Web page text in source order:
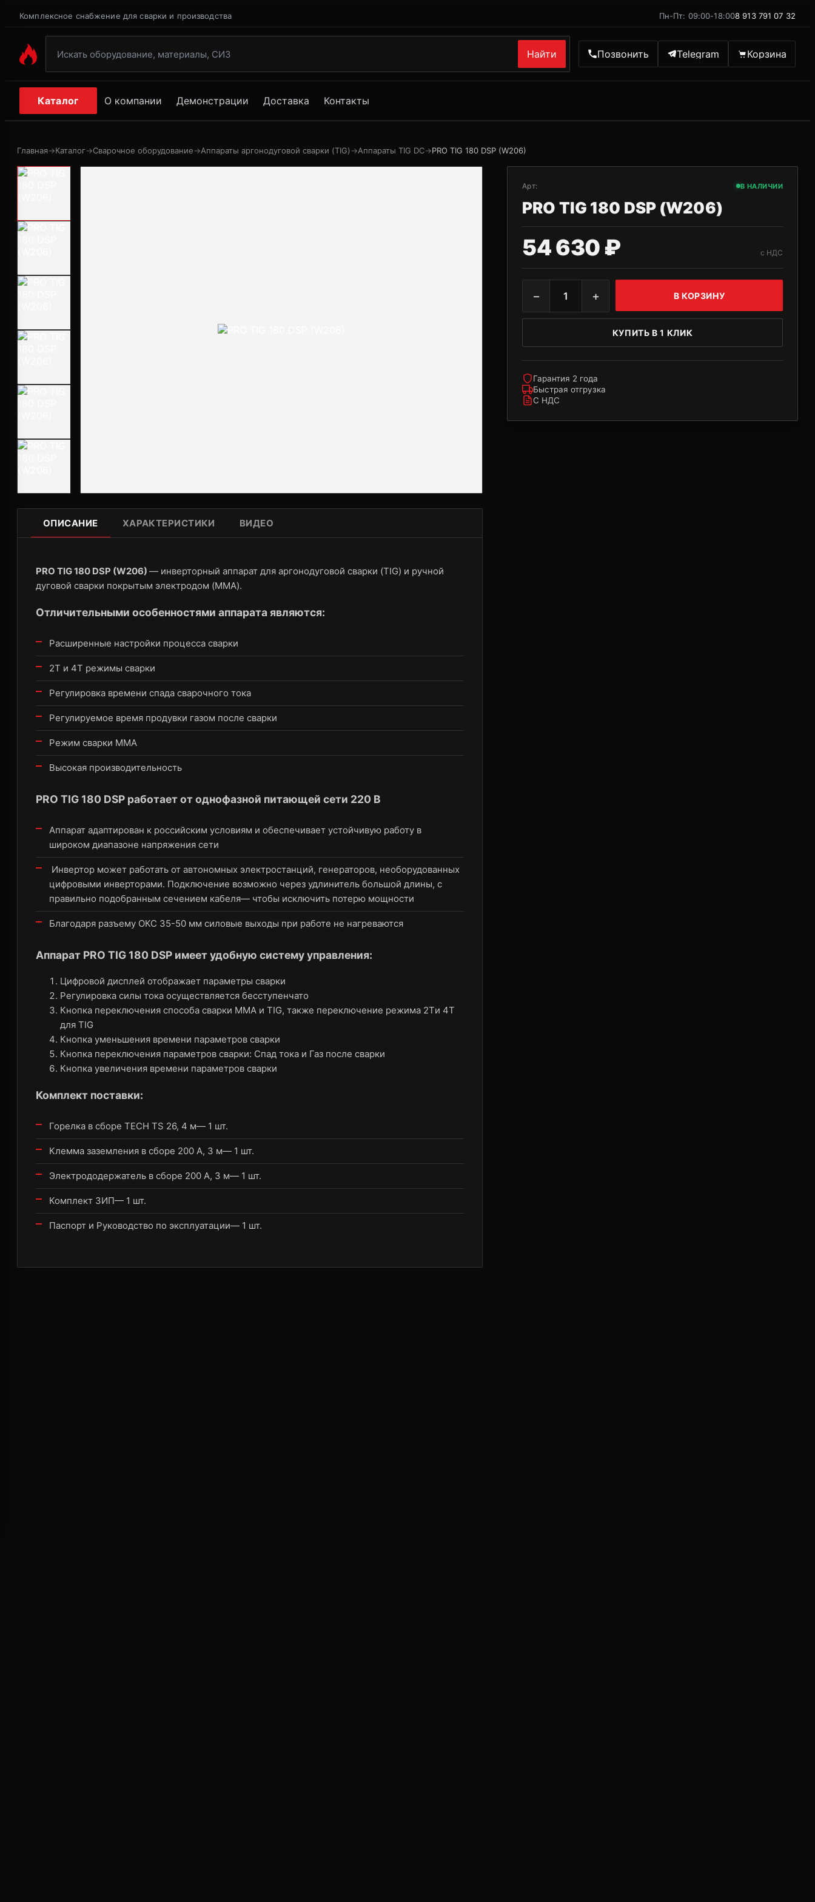
Комплексное снабжение для сварки и производства Пн-Пт: 09:00-18:008 913 791 07 32
Найти Позвонить Telegram Корзина
Каталог О компании Демонстрации Доставка Контакты
Главная→Каталог→Сварочное оборудование→Аппараты аргонодуговой сварки (TIG)→Аппараты TIG DC→PRO TIG 180 DSP (W206)
ОПИСАНИЕ ХАРАКТЕРИСТИКИ ВИДЕО
PRO TIG 180 DSP (W206) — инверторный аппарат для аргонодуговой сварки (TIG) и ручной
дуговой сварки покрытым электродом (MMA).
Отличительными особенностями аппарата являются:
Расширенные настройки процесса сварки
2Т и 4Т режимы сварки
Регулировка времени спада сварочного тока
Регулируемое время продувки газом после сварки
Режим сварки ММА
Высокая производительность
PRO TIG 180 DSP работает от однофазной питающей сети 220 В
Аппарат адаптирован к российским условиям и обеспечивает устойчивую работу в
широком диапазоне напряжения сети
Инвертор может работать от автономных электростанций, генераторов, необорудованных
цифровыми инверторами. Подключение возможно через удлинитель большой длины, с
правильно подобранным сечением кабеля— чтобы исключить потерю мощности
Благодаря разъему ОКС 35-50 мм силовые выходы при работе не нагреваются
Аппарат PRO TIG 180 DSP имеет удобную систему управления:
Цифровой дисплей отображает параметры сварки
Регулировка силы тока осуществляется бесступенчато
Кнопка переключения способа сварки MMA и TIG, также переключение режима 2Tи 4T
для TIG
Кнопка уменьшения времени параметров сварки
Кнопка переключения параметров сварки: Спад тока и Газ после сварки
Кнопка увеличения времени параметров сварки
Комплект поставки:
Горелка в сборе TECH TS 26, 4 м— 1 шт.
Клемма заземления в сборе 200 А, 3 м— 1 шт.
Электрододержатель в сборе 200 А, 3 м— 1 шт.
Комплект ЗИП— 1 шт.
Паспорт и Руководство по эксплуатации— 1 шт.
Арт: В НАЛИЧИИ
PRO TIG 180 DSP (W206)
54 630 ₽ с НДС
− 1 + В КОРЗИНУ
КУПИТЬ В 1 КЛИК
Гарантия 2 года
Быстрая отгрузка
С НДС